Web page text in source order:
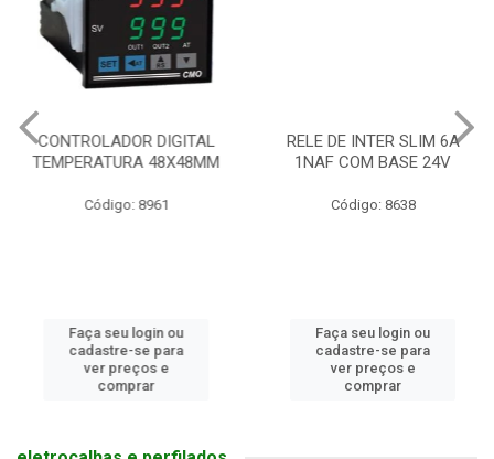
CONTROLADOR DIGITAL
TEMPERATURA 48X48MM
Código: 8961
Faça seu login ou
cadastre-se para
ver preços e
comprar
RELE DE INTER SLIM 6A
1NAF COM BASE 24V
Código: 8638
Faça seu login ou
cadastre-se para
ver preços e
comprar